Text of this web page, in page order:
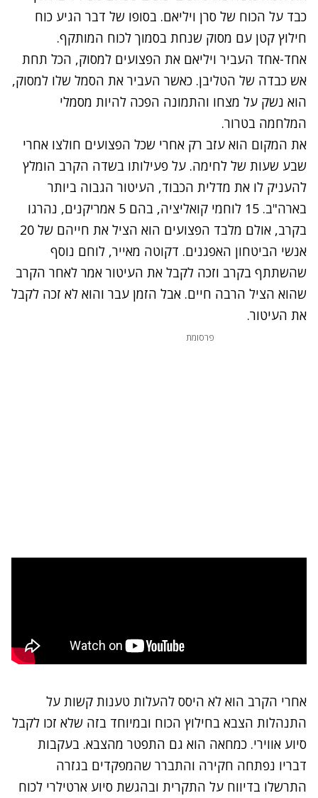
כבד על הכוח של סרן ויליאם. בסופו של דבר הגיע כוח
חילוץ קטן עם מסוק שנחת בסמוך לכוח המותקף.
אחד-אחד העביר ויליאם את הפצועים למסוק, הכל תחת
אש כבדה של הטליבן. כאשר העביר את הסמל שלו למסוק,
הוא נשק על מצחו והתמונה הפכה להיות מסמלי
המלחמה בטרור.
את המקום הוא עזב רק אחרי שכל הפצועים חולצו אחרי
שבע שעות של לחימה. על פעילותו בשדה הקרב הומלץ
להעניק לו את מדלית הכבוד, העיטור הגבוה ביותר
בארה"ב. 15 לוחמי קואליציה, בהם 5 אמריקנים, נהרגו
בקרב, אולם מלבד הפצועים הוא הציל את חייהם של 20
אנשי הביטחון האפגנים. דקוטה מאייר, לוחם נוסף
שהשתתף בקרב וזכה לקבל את העיטור אמר לאחר הקרב
שהוא הציל הרבה חיים. אבל הזמן עבר והוא לא זכה לקבל
את העיטור.
פרסומת
אחרי הקרב הוא לא היסס להעלות טענות קשות על
התנהלות הצבא בחילוץ הכוח ובמיוחד בזה שלא זכו לקבל
סיוע אווירי. כמחאה הוא גם התפטר מהצבא. בעקבות
דבריו נפתחה חקירה והתברר שהמפקדים בגזרה
התרשלו בדיווח על התקרית ובהגשת סיוע ארטילרי לכוח